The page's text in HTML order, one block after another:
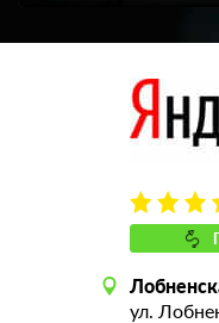
ул.